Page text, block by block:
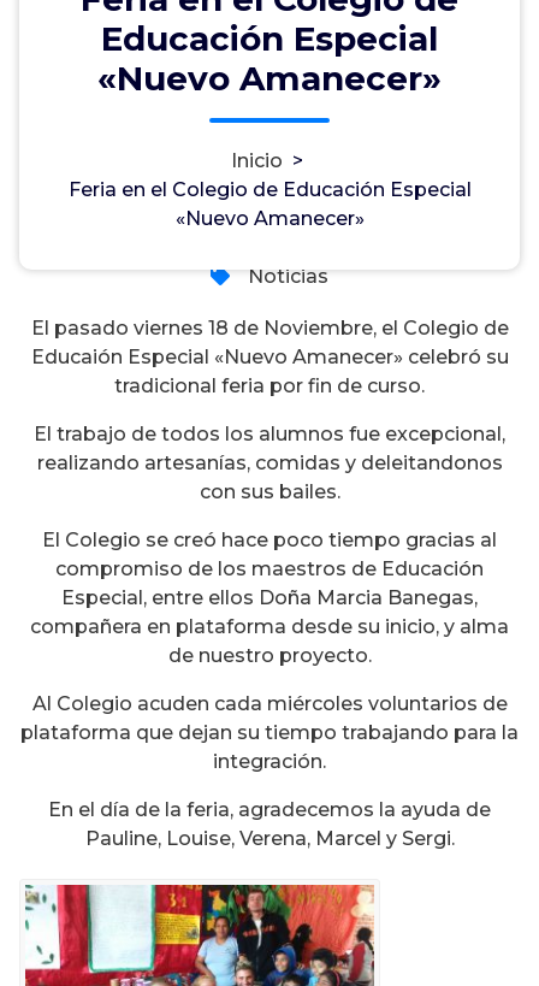
Educación Especial
«Nuevo Amanecer»
Inicio >
Feria en el Colegio de Educación Especial
«Nuevo Amanecer»
Feria en el Colegio de Educación
admin 21, Nov, 2016
Noticias
El pasado viernes 18 de Noviembre, el Colegio de
Educaión Especial «Nuevo Amanecer» celebró su
tradicional feria por fin de curso.
El trabajo de todos los alumnos fue excepcional,
realizando artesanías, comidas y deleitandonos
con sus bailes.
El Colegio se creó hace poco tiempo gracias al
compromiso de los maestros de Educación
Especial, entre ellos Doña Marcia Banegas,
compañera en plataforma desde su inicio, y alma
de nuestro proyecto.
Al Colegio acuden cada miércoles voluntarios de
plataforma que dejan su tiempo trabajando para la
integración.
En el día de la feria, agradecemos la ayuda de
Pauline, Louise, Verena, Marcel y Sergi.